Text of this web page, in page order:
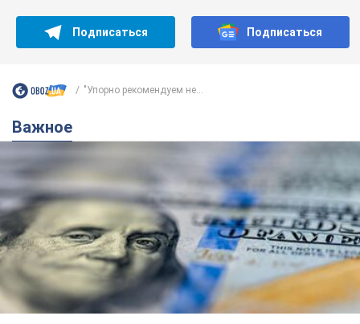
Подписаться Подписаться
"Упорно рекомендуем не...
Важное